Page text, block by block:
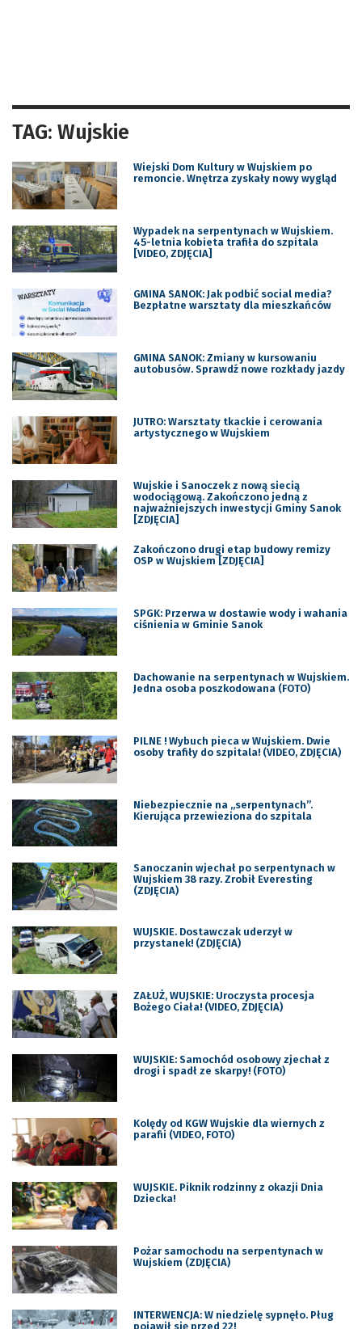
TAG: Wujskie
Wiejski Dom Kultury w Wujskiem po
remoncie. Wnętrza zyskały nowy wygląd
Wypadek na serpentynach w Wujskiem.
45-letnia kobieta trafiła do szpitala
[VIDEO, ZDJĘCIA]
GMINA SANOK: Jak podbić social media?
Bezpłatne warsztaty dla mieszkańców
GMINA SANOK: Zmiany w kursowaniu
autobusów. Sprawdź nowe rozkłady jazdy
JUTRO: Warsztaty tkackie i cerowania
artystycznego w Wujskiem
Wujskie i Sanoczek z nową siecią
wodociągową. Zakończono jedną z
najważniejszych inwestycji Gminy Sanok
[ZDJĘCIA]
Zakończono drugi etap budowy remizy
OSP w Wujskiem [ZDJĘCIA]
SPGK: Przerwa w dostawie wody i wahania
ciśnienia w Gminie Sanok
Dachowanie na serpentynach w Wujskiem.
Jedna osoba poszkodowana (FOTO)
PILNE ! Wybuch pieca w Wujskiem. Dwie
osoby trafiły do szpitala! (VIDEO, ZDJĘCIA)
Niebezpiecznie na ,,serpentynach”.
Kierująca przewieziona do szpitala
Sanoczanin wjechał po serpentynach w
Wujskiem 38 razy. Zrobił Everesting
(ZDJĘCIA)
WUJSKIE. Dostawczak uderzył w
przystanek! (ZDJĘCIA)
ZAŁUŻ, WUJSKIE: Uroczysta procesja
Bożego Ciała! (VIDEO, ZDJĘCIA)
WUJSKIE: Samochód osobowy zjechał z
drogi i spadł ze skarpy! (FOTO)
Kolędy od KGW Wujskie dla wiernych z
parafii (VIDEO, FOTO)
WUJSKIE. Piknik rodzinny z okazji Dnia
Dziecka!
Pożar samochodu na serpentynach w
Wujskiem (ZDJĘCIA)
INTERWENCJA: W niedzielę sypnęło. Pług
pojawił się przed 22!